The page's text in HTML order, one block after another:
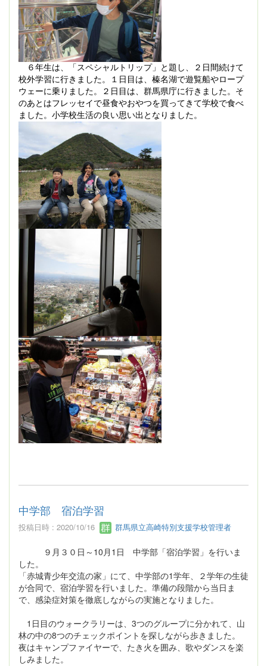
６年生は、「スペシャルトリップ」と題し、２日間続けて
校外学習に行きました。１日目は、榛名湖で遊覧船やロープ
ウェーに乗りました。２日目は、群馬県庁に行きました。そ
のあとはフレッセイで昼食やおやつを買ってきて学校で食べ
ました。小学校生活の良い思い出となりました。
中学部 宿泊学習
投稿日時 : 2020/10/16 群馬県立高崎特別支援学校管理者
９月３０日～10月1日 中学部「宿泊学習」を行いま
した。
「赤城青少年交流の家」にて、中学部の1学年、２学年の生徒
が合同で、宿泊学習を行いました。準備の段階から当日ま
で、感染症対策を徹底しながらの実施となりました。
1日目のウォークラリーは、3つのグループに分かれて、山
林の中の8つのチェックポイントを探しながら歩きました。
夜はキャンプファイヤーで、たき火を囲み、歌やダンスを楽
しみました。